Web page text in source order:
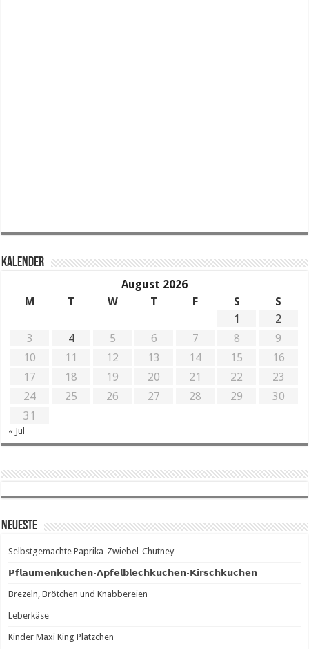
KALENDER
August 2026
M
T W T F S
S
1
2
3
4 5 6 7 8
9
10
11 12 13 14 15
16
17
18 19 20 21 22
23
24
25 26 27 28 29
30
31
« Jul
Neueste
Selbstgemachte Paprika-Zwiebel-Chutney
𝗣𝗳𝗹𝗮𝘂𝗺𝗲𝗻𝗸𝘂𝗰𝗵𝗲𝗻-𝗔𝗽𝗳𝗲𝗹𝗯𝗹𝗲𝗰𝗵𝗸𝘂𝗰𝗵𝗲𝗻-𝗞𝗶𝗿𝘀𝗰𝗵𝗸𝘂𝗰𝗵𝗲𝗻
Brezeln, Brötchen und Knabbereien
Leberkäse
Kinder Maxi King Plätzchen